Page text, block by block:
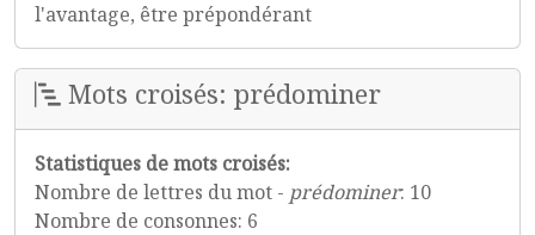
l'avantage, être prépondérant
Mots croisés: prédominer
Statistiques de mots croisés:
Nombre de lettres du mot - prédominer: 10
Nombre de consonnes: 6